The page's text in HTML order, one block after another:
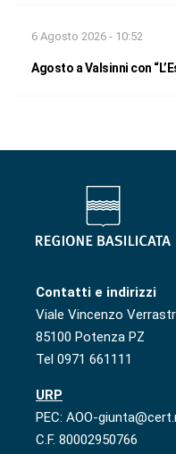
6 Agosto 2026 - 10:52
Agosto a Valsinni con
Contatti e indirizzi
Viale Vincenzo
85100 Potenza PZ
Tel 0971 661111
URP
PEC: AOO-
C.F. 80002950766